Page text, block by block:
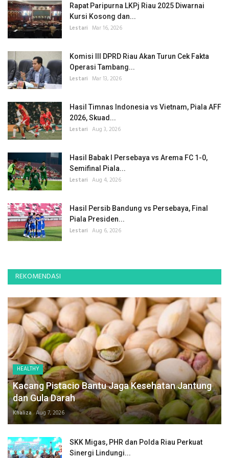
Rapat Paripurna LKPj Riau 2025 Diwarnai
Kursi Kosong dan...
Lestari Mar 16, 2026
Komisi III DPRD Riau Akan Turun Cek Fakta
Operasi Tambang...
Lestari Mar 13, 2026
Hasil Timnas Indonesia vs Vietnam, Piala AFF
2026, Skuad...
Lestari Aug 3, 2026
Hasil Babak I Persebaya vs Arema FC 1-0,
Semifinal Piala...
Lestari Aug 4, 2026
Hasil Persib Bandung vs Persebaya, Final
Piala Presiden...
Lestari Aug 6, 2026
REKOMENDASI
HEALTHY
Kacang Pistacio Bantu Jaga Kesehatan Jantung
dan Gula Darah
Khaliza Aug 7, 2026
SKK Migas, PHR dan Polda Riau Perkuat
Sinergi Lindungi...